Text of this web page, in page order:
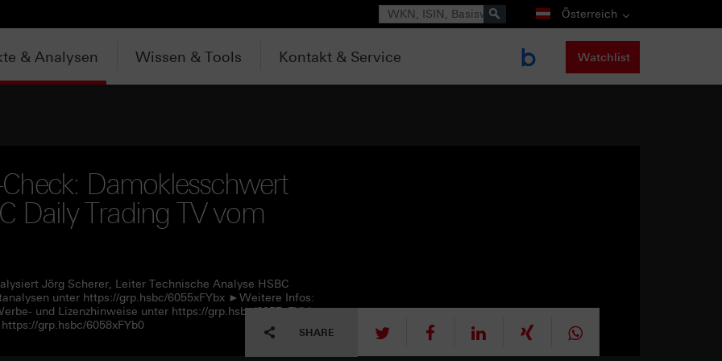
Suche Österreich
& Analysen Wissen & Tools Kontakt & Service Watchlist
Damoklesschwert
Daily Trading TV vom
Jörg Scherer, Leiter Technische Analyse HSBC
unter https://grp.hsbc/6055xFYbx ►Weitere Infos:
und Lizenzhinweise unter https://grp.hsbc/6057xFYbL
grp.hsbc/6058xFYb0
SHARE tweet mitteilen